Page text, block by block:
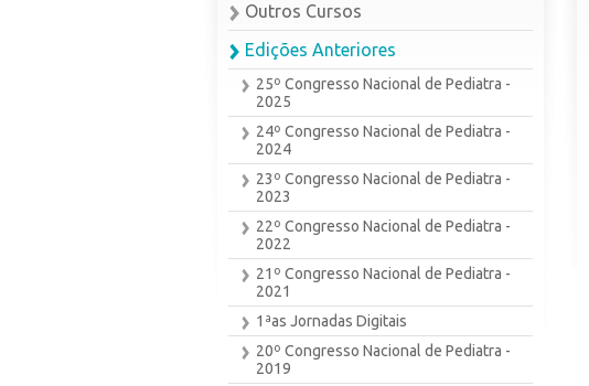
Outros Cursos
Edições Anteriores
25º Congresso Nacional de Pediatra -
2025
24º Congresso Nacional de Pediatra -
2024
23º Congresso Nacional de Pediatra -
2023
22º Congresso Nacional de Pediatra -
2022
21º Congresso Nacional de Pediatra -
2021
1ªas Jornadas Digitais
20º Congresso Nacional de Pediatra -
2019